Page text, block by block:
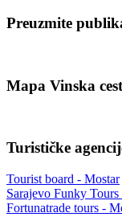
Preuzmite
Mapa Vinska
Turističke
Tourist board - Mostar
Sarajevo Funky Tours
Fortunatrade tours -